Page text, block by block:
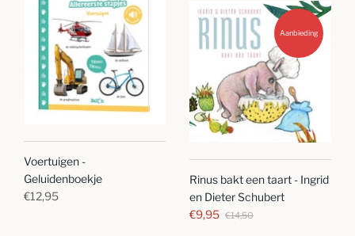
Voertuigen -
Geluidenboekje
€12,95
Aanbieding
Rinus bakt een taart - Ingrid
en Dieter Schubert
€9,95 €14,50